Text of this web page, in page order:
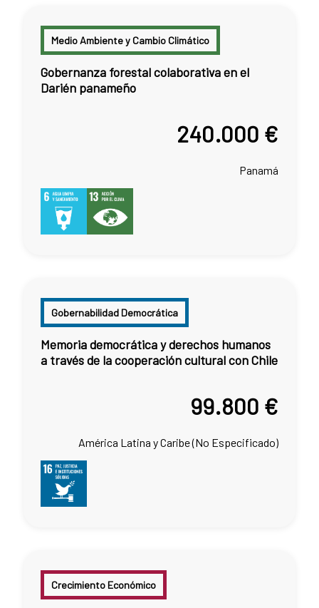
Medio Ambiente y Cambio Climático
Gobernanza forestal colaborativa en el
Darién panameño
240.000 €
Panamá
Gobernabilidad Democrática
Memoria democrática y derechos humanos
a través de la cooperación cultural con Chile
99.800 €
América Latina y Caribe (No Especificado)
Crecimiento Económico